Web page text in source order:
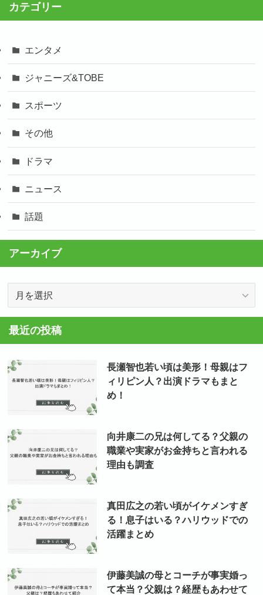
カテゴリー
エンタメ
ジャニーズ&TOBE
スポーツ
その他
ドラマ
ニュース
話題
アーカイブ
カ
イ
最近の投稿
長瀬智也若い頃は美形！母親はフ
ィリピン人？出演ドラマもまと
め！
向井康二の兄は何してる？父親の
職業や実家がお金持ちと言われる
理由も調査
真田広之の若い頃がイケメンすぎ
る！息子はいる？ハリウッドでの
活躍まとめ
伊藤美誠の母とコーチが事実婚っ
て本当？父親は？経歴もあわせて